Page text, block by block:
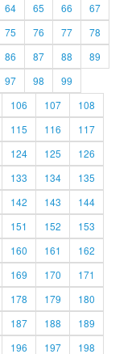
64 65 66
67
75 76 77
78
86 87 88
89
97 98
99
106 107
108
115 116
117
124 125
126
133 134
135
142 143
144
151 152
153
160 161
162
169 170
171
178 179
180
187 188
189
196 197
198